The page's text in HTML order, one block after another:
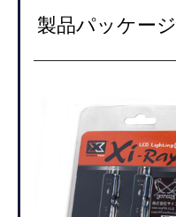
製品パッケージ